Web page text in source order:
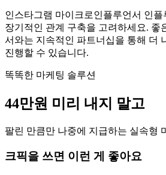
인스타그램 마이크로인플루언서 인플
장기적인 관계 구축을 고려하세요. 좋
서와는 지속적인 파트너십을 통해 더
진행할 수 있습니다.
똑똑한 마케팅 솔루션
44만원 미리 내지 말고
팔린 만큼만 나중에 지급하는 실속형
크픽을 쓰면 이런 게 좋아요